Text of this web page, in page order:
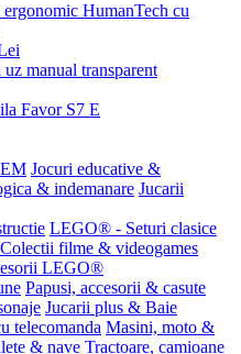
ergonomic HumanTech cu
manual transparent
Favor S7 E
Jocuri educative &
& indemanare Jucarii
LEGO® - Seturi clasice
filme & videogames
LEGO®
Papusi, accesorii & casute
Jucarii plus & Baie
telecomanda Masini, moto &
& nave Tractoare, camioane